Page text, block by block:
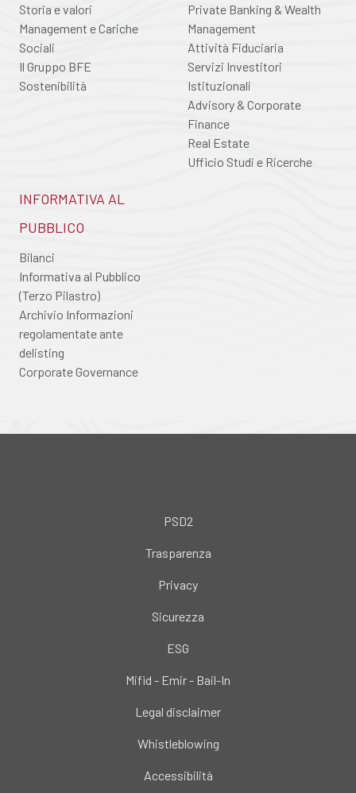
Storia e valori
Management e Cariche
Sociali
Il Gruppo BFE
Sostenibilità
Private Banking & Wealth
Management
Attività Fiduciaria
Servizi Investitori
Istituzionali
Advisory & Corporate
Finance
Real Estate
Ufficio Studi e Ricerche
INFORMATIVA AL
PUBBLICO
Bilanci
Informativa al Pubblico
(Terzo Pilastro)
Archivio Informazioni
regolamentate ante
delisting
Corporate Governance
PSD2
Trasparenza
Privacy
Sicurezza
ESG
Mifid - Emir - Bail-In
Legal disclaimer
Whistleblowing
Accessibilità